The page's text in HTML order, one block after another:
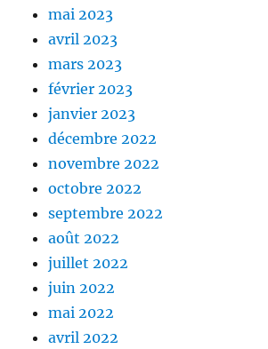
mai 2023
avril 2023
mars 2023
février 2023
janvier 2023
décembre 2022
novembre 2022
octobre 2022
septembre 2022
août 2022
juillet 2022
juin 2022
mai 2022
avril 2022